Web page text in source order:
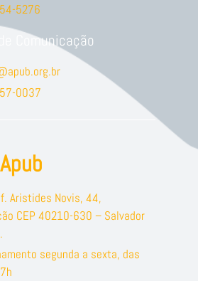
5276
Comunicação
0037
Aristides Novis, 44,
CEP 40210-630 – Salvador
segunda a sexta, das